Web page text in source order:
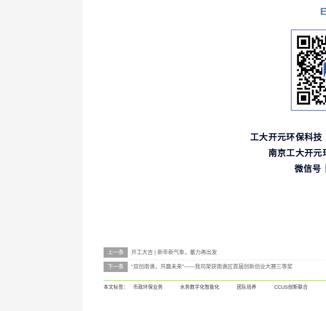
工大开元环保科技
南京工大开元
微信号
上一条 开工大吉 | 新年新气象，蓄力再出发
下一条 “双创南谯，共赢未来”——我司荣获南谯区首届创新创业大赛三等奖
本文标签： 市政环保业务 水务数字化智能化 团队培养 CCUS创新联合